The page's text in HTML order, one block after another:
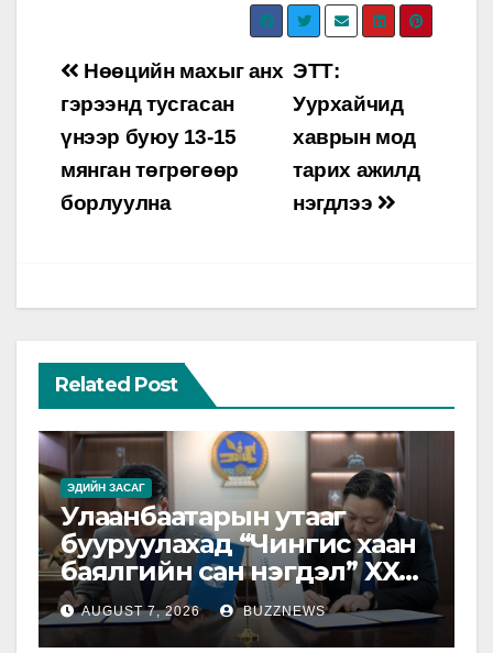
Post
navigation
ЭТТ:
Уурхайчид
хаврын мод
тарих ажилд
нэгдлээ
Нөөцийн махыг анх
гэрээнд тусгасан
үнээр буюу 13-15
мянган төгрөгөөр
борлуулна
Related Post
ЭДИЙН ЗАСАГ
Улаанбаатарын утааг
бууруулахад “Чингис хаан
баялгийн сан нэгдэл” ХХК-
тай хамтарна
AUGUST 7, 2026 BUZZNEWS